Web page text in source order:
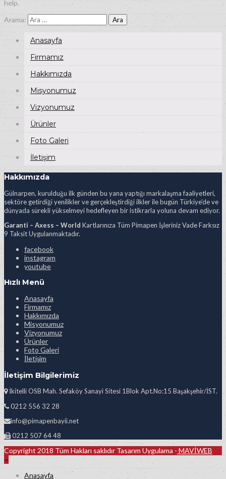
help.
Arama:
Anasayfa
Firmamız
Hakkımızda
Misyonumuz
Vizyonumuz
Ürünler
Foto Galeri
İletişim
Hakkımızda
Gülnarpen, kurulduğu ilk günden bu yana yaptığı markalaşma faaliyetleri,
sektöre getirdiği yenilikler ve gerçekleştirdiği ilkler ile bugün Türkiye’de ve
dünyada sürekli yükselmeyi hedefleyen bir istikrarla yoluna devam ediyor.
Garanti – Axess – World Kartlarınıza Tüm Pimapen İşleriniz Vade Farksız
9 Taksit Uygulanmaktadır.
facebook
instagram
youtube
Hızlı Menü
Anasayfa
Firmamız
Hakkımızda
Misyonumuz
Vizyonumuz
Ürünler
Foto Galeri
İletişim
İletişim Bilgilerimiz
İkitelli OSB Mah. Sefaköy Sanayi Sitesi 1Blok Apt.No:15 Başakşehir/İST.
0212 556 32 28
info@pimapenbayii.net
0212 507 64 48
Copyright 2018 Tüm Hakları saklıdır Tasarım Uygulama - MAVİWEB
Anasayfa